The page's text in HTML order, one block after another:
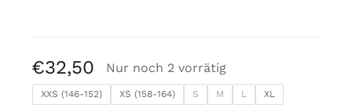
€32,50 Nur noch 2 vorrätig
XXS (146-152) XS (158-164) S M L XL